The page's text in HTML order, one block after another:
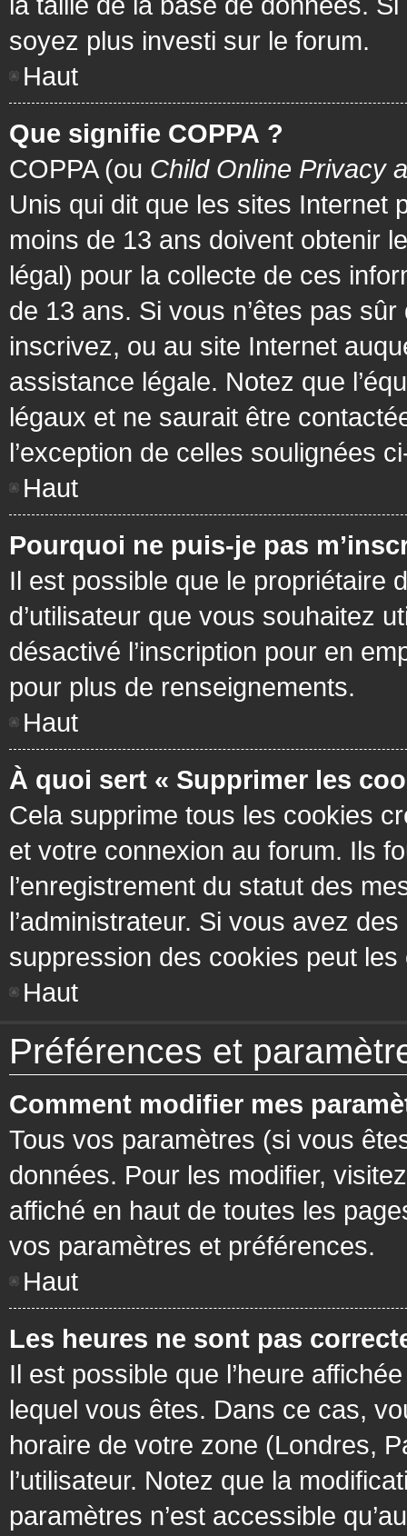
soyez plus investi sur le forum.
Haut
Que signifie COPPA ?
COPPA (ou Child Online Privacy
Unis qui dit que les sites Internet
moins de 13 ans doivent obtenir
légal) pour la collecte de ces
de 13 ans. Si vous n’êtes pas
inscrivez, ou au site Internet
assistance légale. Notez que
légaux et ne saurait être
l’exception de celles soulignées
Haut
Pourquoi ne puis-je pas
Il est possible que le propriétaire
d’utilisateur que vous souhaitez
désactivé l’inscription pour en
pour plus de renseignements.
Haut
À quoi sert « Supprimer les
Cela supprime tous les cookies
et votre connexion au forum. Ils
l’enregistrement du statut des
l’administrateur. Si vous avez
suppression des cookies peut les
Haut
Préférences et
Comment modifier mes
Tous vos paramètres (si vous
données. Pour les modifier,
affiché en haut de toutes les
vos paramètres et préférences.
Haut
Les heures ne sont pas
Il est possible que l’heure
lequel vous êtes. Dans ce cas,
horaire de votre zone (Londres,
l’utilisateur. Notez que la
paramètres n’est accessible